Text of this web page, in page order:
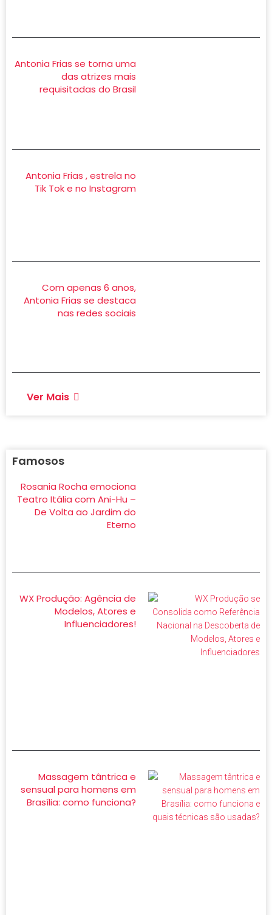
Antonia Frias se torna uma
das atrizes mais
requisitadas do Brasil
Antonia Frias , estrela no
Tik Tok e no Instagram
Com apenas 6 anos,
Antonia Frias se destaca
nas redes sociais
Ver Mais
Famosos
Rosania Rocha emociona
Teatro Itália com Ani-Hu –
De Volta ao Jardim do
Eterno
WX Produção: Agência de
Modelos, Atores e
Influenciadores!
Massagem tântrica e
sensual para homens em
Brasília: como funciona?